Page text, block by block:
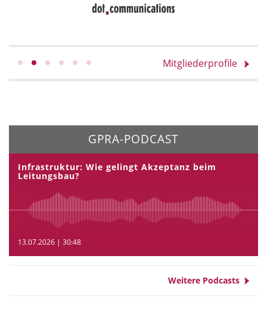
Mitgliederprofile
GPRA-PODCAST
Infrastruktur: Wie gelingt Akzeptanz beim
Leitungsbau?
13.07.2026 | 30:48
Weitere Podcasts